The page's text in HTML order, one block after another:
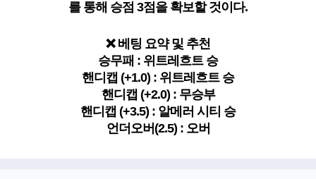
를 통해 승점 3점을 확보할 것이다.
❌ 베팅 요약 및 추천
승무패 : 위트레흐트 승
핸디캡 (+1.0) : 위트레흐트 승
핸디캡 (+2.0) : 무승부
핸디캡 (+3.5) : 알메러 시티 승
언더오버(2.5) : 오버